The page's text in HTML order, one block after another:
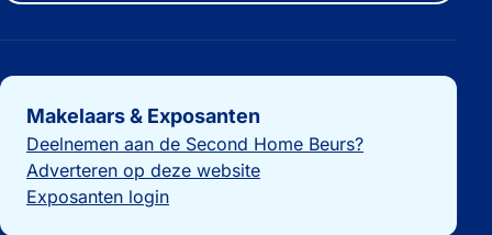
Belangrijke links
Makelaars & Exposanten
Deelnemen aan de Second Home Beurs?
Adverteren op deze website
Exposanten login